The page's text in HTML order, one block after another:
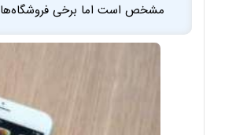
مشخص است اما برخی